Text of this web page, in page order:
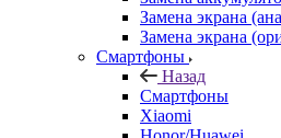
Замена экрана
Замена экрана
Смартфоны
Назад
Смартфоны
Xiaomi